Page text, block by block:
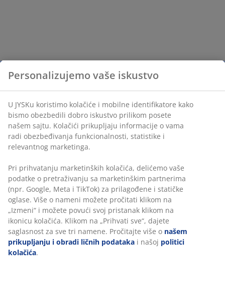
Personalizujemo vaše iskustvo
U JYSKu koristimo kolačiće i mobilne identifikatore kako
bismo obezbedili dobro iskustvo prilikom posete
našem sajtu. Kolačići prikupljaju informacije o vama
radi obezbeđivanja funkcionalnosti, statistike i
relevantnog marketinga.
Pri prihvatanju marketinških kolačića, delićemo vaše
podatke o pretraživanju sa marketinškim partnerima
(npr. Google, Meta i TikTok) za prilagođene i statičke
oglase. Više o nameni možete pročitati klikom na
„Izmeni“ i možete povući svoj pristanak klikom na
ikonicu kolačića. Klikom na „Prihvati sve“, dajete
saglasnost za sve tri namene. Pročitajte više o našem
prikupljanju i obradi ličnih podataka i našoj politici
kolačića.